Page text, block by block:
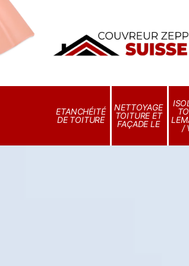
ETANCHÉITÉ
DE TOITURE
NETTOYAGE
TOITURE ET
FAÇADE LE
/